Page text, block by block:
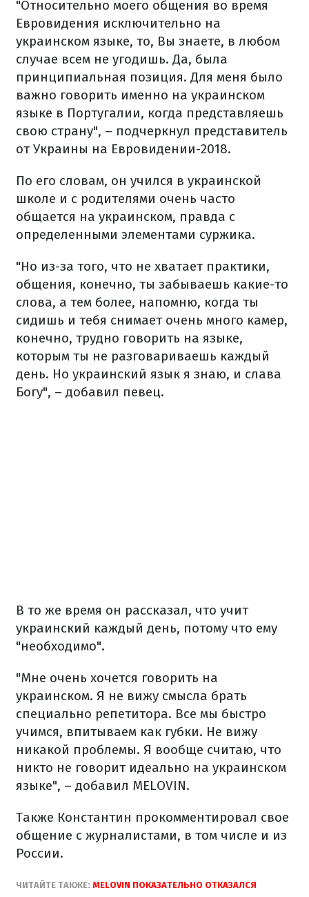
"Относительно моего общения во время
Евровидения исключительно на
украинском языке, то, Вы знаете, в любом
случае всем не угодишь. Да, была
принципиальная позиция. Для меня было
важно говорить именно на украинском
языке в Португалии, когда представляешь
свою страну", – подчеркнул представитель
от Украины на Евровидении-2018.
По его словам, он учился в украинской
школе и с родителями очень часто
общается на украинском, правда с
определенными элементами суржика.
"Но из-за того, что не хватает практики,
общения, конечно, ты забываешь какие-то
слова, а тем более, напомню, когда ты
сидишь и тебя снимает очень много камер,
конечно, трудно говорить на языке,
которым ты не разговариваешь каждый
день. Но украинский язык я знаю, и слава
Богу", – добавил певец.
В то же время он рассказал, что учит
украинский каждый день, потому что ему
"необходимо".
"Мне очень хочется говорить на
украинском. Я не вижу смысла брать
специально репетитора. Все мы быстро
учимся, впитываем как губки. Не вижу
никакой проблемы. Я вообще считаю, что
никто не говорит идеально на украинском
языке", – добавил MELOVIN.
Также Константин прокомментировал свое
общение с журналистами, в том числе и из
России.
ЧИТАЙТЕ ТАКЖЕ: MELOVIN ПОКАЗАТЕЛЬНО ОТКАЗАЛСЯ